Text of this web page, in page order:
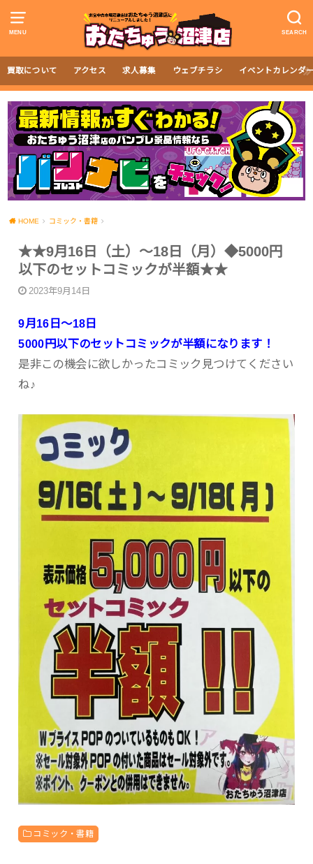
MENU SEARCH
買取について アクセス 求人募集 ウェブチラシ イベントカレンダ
HOME コミック・書籍
★★9月16日（土）〜18日（月）◆5000円
以下のセットコミックが半額★★
2023年9月14日
9月16日〜18日
5000円以下のセットコミックが半額になります！
是非この機会に欲しかったコミック見つけてください
ね♪
コミック・書籍